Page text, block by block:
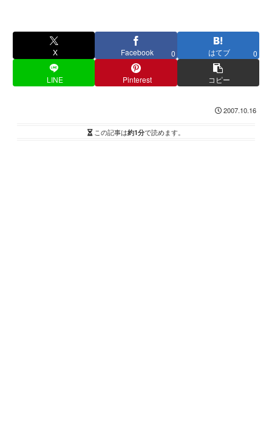
X Facebook 0 はてブ 0
LINE Pinterest コピー
2007.10.16
この記事は約1分で読めます。